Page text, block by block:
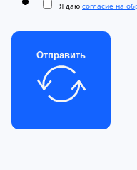
Я даю согласие на
Отправить